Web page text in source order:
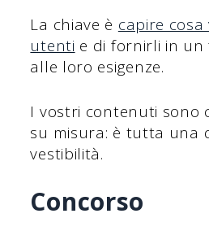
La chiave è capire
utenti e di fornirli in
alle loro esigenze.
I vostri contenuti sono
su misura: è tutta una
vestibilità.
Concorso